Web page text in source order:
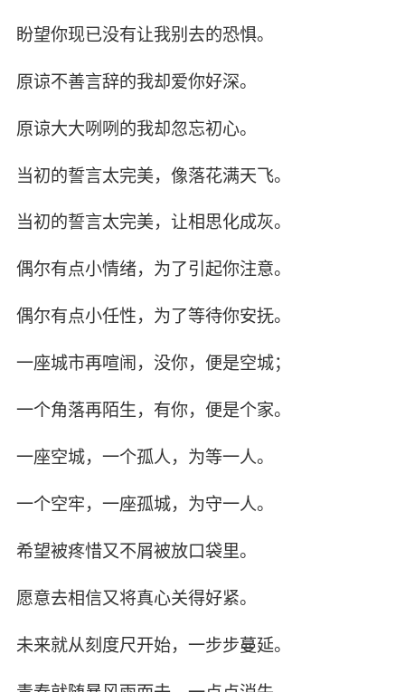
盼望你现已没有让我别去的恐惧。
原谅不善言辞的我却爱你好深。
原谅大大咧咧的我却忽忘初心。
当初的誓言太完美，像落花满天飞。
当初的誓言太完美，让相思化成灰。
偶尔有点小情绪，为了引起你注意。
偶尔有点小任性，为了等待你安抚。
一座城市再喧闹，没你，便是空城；
一个角落再陌生，有你，便是个家。
一座空城，一个孤人，为等一人。
一个空牢，一座孤城，为守一人。
希望被疼惜又不屑被放口袋里。
愿意去相信又将真心关得好紧。
未来就从刻度尺开始，一步步蔓延。